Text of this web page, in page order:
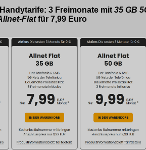
Handytarife: 3 Freimonate mit 35 GB
Flatfür 7,99 Euro